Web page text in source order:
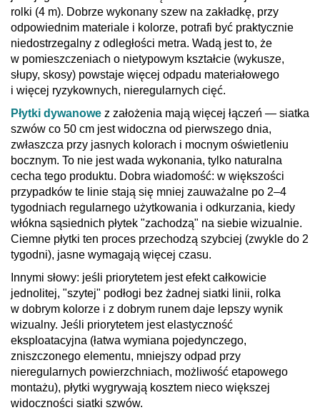
rolki (4 m). Dobrze wykonany szew na zakładkę, przy
odpowiednim materiale i kolorze, potrafi być praktycznie
niedostrzegalny z odległości metra. Wadą jest to, że
w pomieszczeniach o nietypowym kształcie (wykusze,
słupy, skosy) powstaje więcej odpadu materiałowego
i więcej ryzykownych, nieregularnych cięć.
Płytki dywanowe z założenia mają więcej łączeń — siatka
szwów co 50 cm jest widoczna od pierwszego dnia,
zwłaszcza przy jasnych kolorach i mocnym oświetleniu
bocznym. To nie jest wada wykonania, tylko naturalna
cecha tego produktu. Dobra wiadomość: w większości
przypadków te linie stają się mniej zauważalne po 2–4
tygodniach regularnego użytkowania i odkurzania, kiedy
włókna sąsiednich płytek "zachodzą" na siebie wizualnie.
Ciemne płytki ten proces przechodzą szybciej (zwykle do 2
tygodni), jasne wymagają więcej czasu.
Innymi słowy: jeśli priorytetem jest efekt całkowicie
jednolitej, "szytej" podłogi bez żadnej siatki linii, rolka
w dobrym kolorze i z dobrym runem daje lepszy wynik
wizualny. Jeśli priorytetem jest elastyczność
eksploatacyjna (łatwa wymiana pojedynczego,
zniszczonego elementu, mniejszy odpad przy
nieregularnych powierzchniach, możliwość etapowego
montażu), płytki wygrywają kosztem nieco większej
widoczności siatki szwów.